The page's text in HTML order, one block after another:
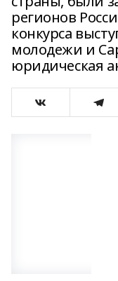
регионов
конкурса
молодежи и
юридическая